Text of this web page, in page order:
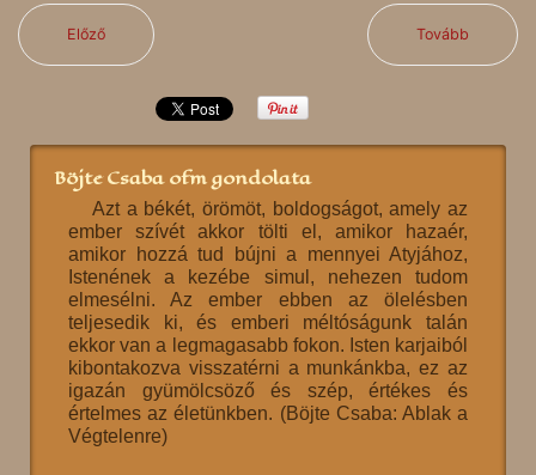
Előző Tovább
Böjte Csaba ofm gondolata
Azt a békét, örömöt, boldogságot, amely az
ember szívét akkor tölti el, amikor hazaér,
amikor hozzá tud bújni a mennyei Atyjához,
Istenének a kezébe simul, nehezen tudom
elmesélni. Az ember ebben az ölelésben
teljesedik ki, és emberi méltóságunk talán
ekkor van a legmagasabb fokon. Isten karjaiból
kibontakozva visszatérni a munkánkba, ez az
igazán gyümölcsöző és szép, értékes és
értelmes az életünkben. (Böjte Csaba: Ablak a
Végtelenre)